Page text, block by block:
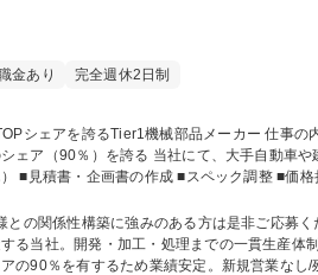
金あり 完全週休2日制
ア（90％）を誇る 当社にて、大手自動車や
■見積書・企画書の作成 ■スペック調整 ■価
担当製品】足回り締結部品(ボルト/ナット
アを誇るTier1機械部品メーカー
る方は是非ご応募ください。 【当社について】車両用部品の
る当社。開発・加工・処理までの一貫生産体
の90％を有するため業績安定。新規営業な